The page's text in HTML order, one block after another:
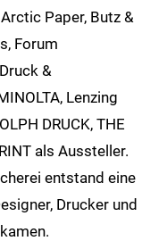
Paper, Butz &
Forum
&
Lenzing
DRUCK, THE
als Aussteller.
entstand eine
Drucker und